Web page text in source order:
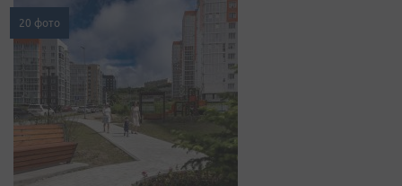
20 фото